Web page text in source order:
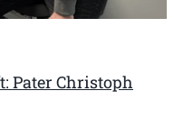
Pater Christoph